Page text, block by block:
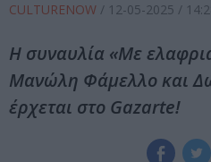
CULTURENOW / 12-05-2025 /
Η συναυλία «Με
Μανώλη Φάμελλο και
έρχεται στο Gazarte!